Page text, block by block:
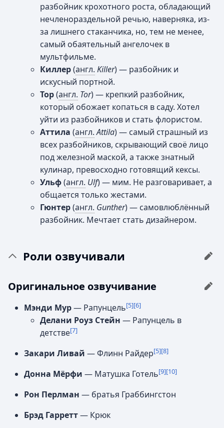
разбойник крохотного роста, обладающий
нечленораздельной речью, наверняка, из-
за лишнего стаканчика, но, тем не менее,
самый обаятельный ангелочек в
мультфильме.
Киллер(англ. Killer) — разбойник и
искусный портной.
Тор(англ. Tor) — крепкий разбойник,
который обожает копаться в саду. Хотел
уйти из разбойников и стать флористом.
Аттила (англ. Attila) — самый страшный из
всех разбойников, скрывающий своё лицо
под железной маской, а также знатный
кулинар, превосходно готовящий кексы.
Ульф(англ. Ulf) — мим. Не разговаривает, а
общается только жестами.
Гюнтер(англ. Gunther) — самовлюблённый
разбойник. Мечтает стать дизайнером.
Роли озвучивали
Оригинальное озвучивание
Мэнди Мур— Рапунцель[5][6]
Делани Роуз Стейн — Рапунцель в
детстве[7]
Закари Ливай — Флинн Райдер[5][8]
Донна Мёрфи — Матушка Готель[9][10]
Рон Перлман — братья Граббингстон
Брэд Гарретт— Крюк